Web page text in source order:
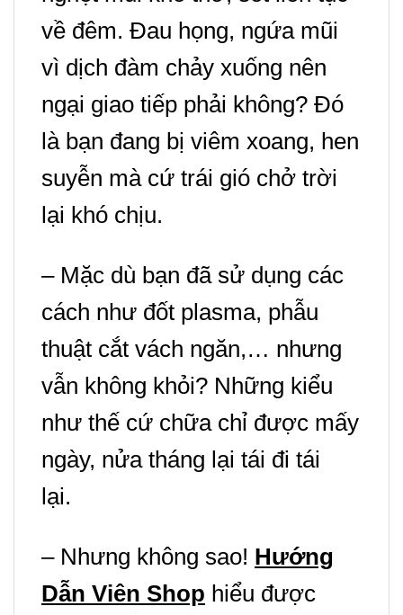
về đêm. Đau họng, ngứa mũi
vì dịch đàm chảy xuống nên
ngại giao tiếp phải không? Đó
là bạn đang bị viêm xoang, hen
suyễn mà cứ trái gió chở trời
lại khó chịu.
– Mặc dù bạn đã sử dụng các
cách như đốt plasma, phẫu
thuật cắt vách ngăn,… nhưng
vẫn không khỏi? Những kiểu
như thế cứ chữa chỉ được mấy
ngày, nửa tháng lại tái đi tái
lại.
– Nhưng không sao! Hướng
Dẫn Viên Shop hiểu được